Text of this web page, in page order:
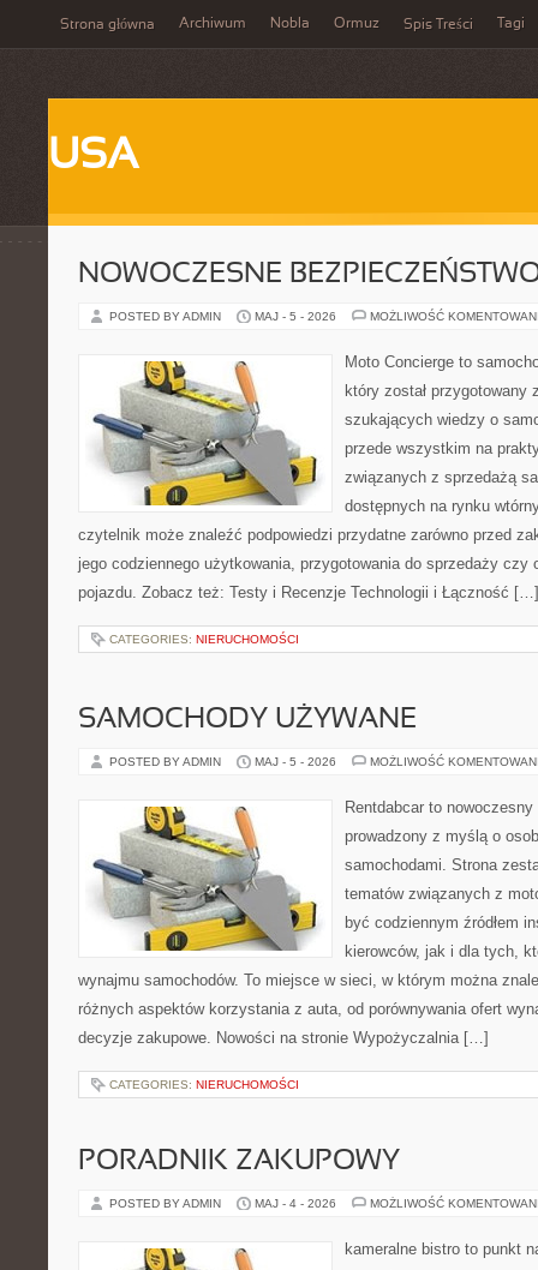
Strona główna Archiwum Nobla Ormuz Spis Treści Tagi
USA
NOWOCZESNE
POSTED BY ADMIN MAJ - 5 - 2026 MOŻLIWOŚĆ
Moto Concierge to
który został przygotowany
szukających wiedzy o
przede wszystkim na
związanych z sprzedażą
dostępnych na rynku
czytelnik może znaleźć podpowiedzi przydatne zarówno przed
jego codziennego użytkowania, przygotowania do sprzedaży czy
pojazdu. Zobacz też: Testy i Recenzje Technologii i Łączność […]
CATEGORIES: NIERUCHOMOŚCI
SAMOCHODY UŻYWANE
POSTED BY ADMIN MAJ - 5 - 2026 MOŻLIWOŚĆ
Rentdabcar to
prowadzony z myślą o
samochodami. Strona
tematów związanych z
być codziennym źródłem
kierowców, jak i dla tych,
wynajmu samochodów. To miejsce w sieci, w którym można
różnych aspektów korzystania z auta, od porównywania ofert
decyzje zakupowe. Nowości na stronie Wypożyczalnia […]
CATEGORIES: NIERUCHOMOŚCI
PORADNIK ZAKUPOWY
POSTED BY ADMIN MAJ - 4 - 2026 MOŻLIWOŚĆ
kameralne bistro to punkt